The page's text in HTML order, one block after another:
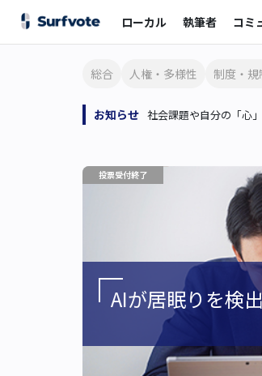
ローカル 執筆者 コミ
総合 人権・多様性 制度・規
お知らせ 社会課題や自分の「心
AIが居眠りを検
投票受付終了